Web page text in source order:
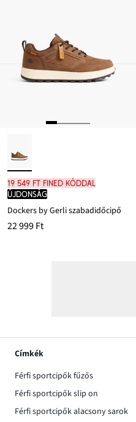
19 549 Ft FINED kóddal
újdonság
Dockers by Gerli szabadidőcipő
22 999 Ft
Címkék
Férfi sportcipők fűzős
Férfi sportcipők slip on
Férfi sportcipők alacsony sarok